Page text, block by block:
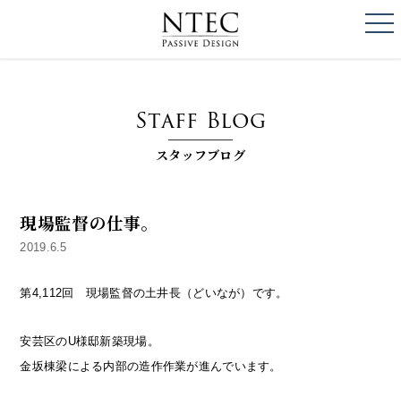
Staff Blog
スタッフブログ
現場監督の仕事。
2019.6.5
第4,112回 現場監督の土井長（どいなが）です。
安芸区のU様邸新築現場。
金坂棟梁による内部の造作作業が進んでいます。